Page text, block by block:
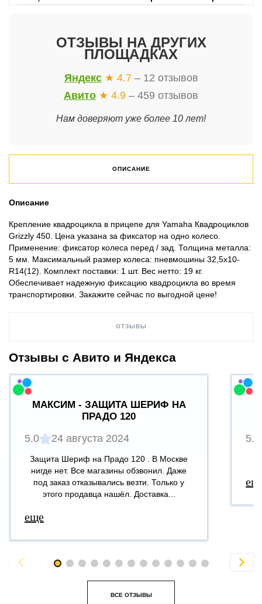
ОТЗЫВЫ НА ДРУГИХ
ПЛОЩАДКАХ
Яндекс ★ 4.7 – 12 отзывов
Авито ★ 4.9 – 459 отзывов
Нам доверяют уже более 10 лет!
ОПИСАНИЕ
Описание
Крепление квадроцикла в прицепе для Yamaha Квадроциклов
Grizzly 450. Цена указана за фиксатор на одно колесо.
Применение: фиксатор колеса перед / зад. Толщина металла:
5 мм. Максимальный размер колеса: пневмошины 32,5х10-
R14(12). Комплект поставки: 1 шт. Вес нетто: 19 кг.
Обеспечивает надежную фиксацию квадроцикла во время
транспортировки. Закажите сейчас по выгодной цене!
ОТЗЫВЫ
Отзывы с Авито и Яндекса
МАКСИМ - ЗАЩИТА ШЕРИФ НА
ПРАДО 120
5.0 24 августа 2024
Защита Шериф на Прадо 120 . В Москве
нигде нет. Все магазины обзвонил. Даже
под заказ отказывались везти. Только у
этого продавца нашёл. Доставка...
еще
5.0
 
ВСЕ ОТЗЫВЫ